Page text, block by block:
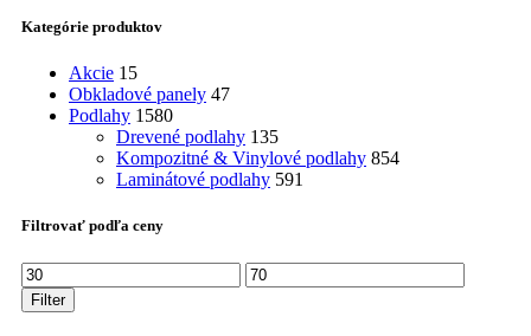
Kategórie produktov
Akcie 15
Obkladové panely 47
Podlahy 1580
Drevené podlahy 135
Kompozitné & Vinylové podlahy 854
Laminátové podlahy 591
Filtrovať podľa ceny
Minimálna
cena
Maximálna
cena
Filter